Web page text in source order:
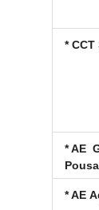
*
* AE
* AE